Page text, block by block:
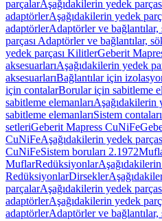
parçalarAşağıdakilerin yedek
adaptörlerAşağıdakilerin yedek
adaptörlerAdaptörler ve
parçası Adaptörler ve bağlantılar,
yedek parçası KilitlerGeberit
aksesuarlarıAşağıdakilerin yedek
aksesuarlarıBağlantılar için
için contalarBorular için sabitleme
sabitleme elemanlarıAşağıdakilerin
sabitleme elemanlarıSistem contaları
setleriGeberit Mapress CuNiFe
CuNiFeAşağıdakilerin yedek
CuNiFeSistem boruları 2.1972
MuflarRedüksiyonlar
RedüksiyonlarDirsekler
parçalarAşağıdakilerin yedek
adaptörlerAşağıdakilerin yedek
adaptörlerAdaptörler ve